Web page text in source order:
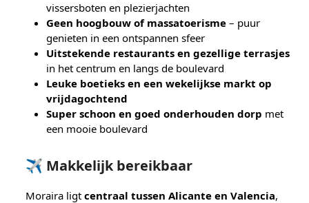
vissersboten en plezierjachten
Geen hoogbouw of massatoerisme – puur
genieten in een ontspannen sfeer
Uitstekende restaurants en gezellige terrasjes
in het centrum en langs de boulevard
Leuke boetieks en een wekelijkse markt op
vrijdagochtend
Super schoon en goed onderhouden dorp met
een mooie boulevard
✈️ Makkelijk bereikbaar
Moraira ligtcentraal tussen Alicante en Valencia,